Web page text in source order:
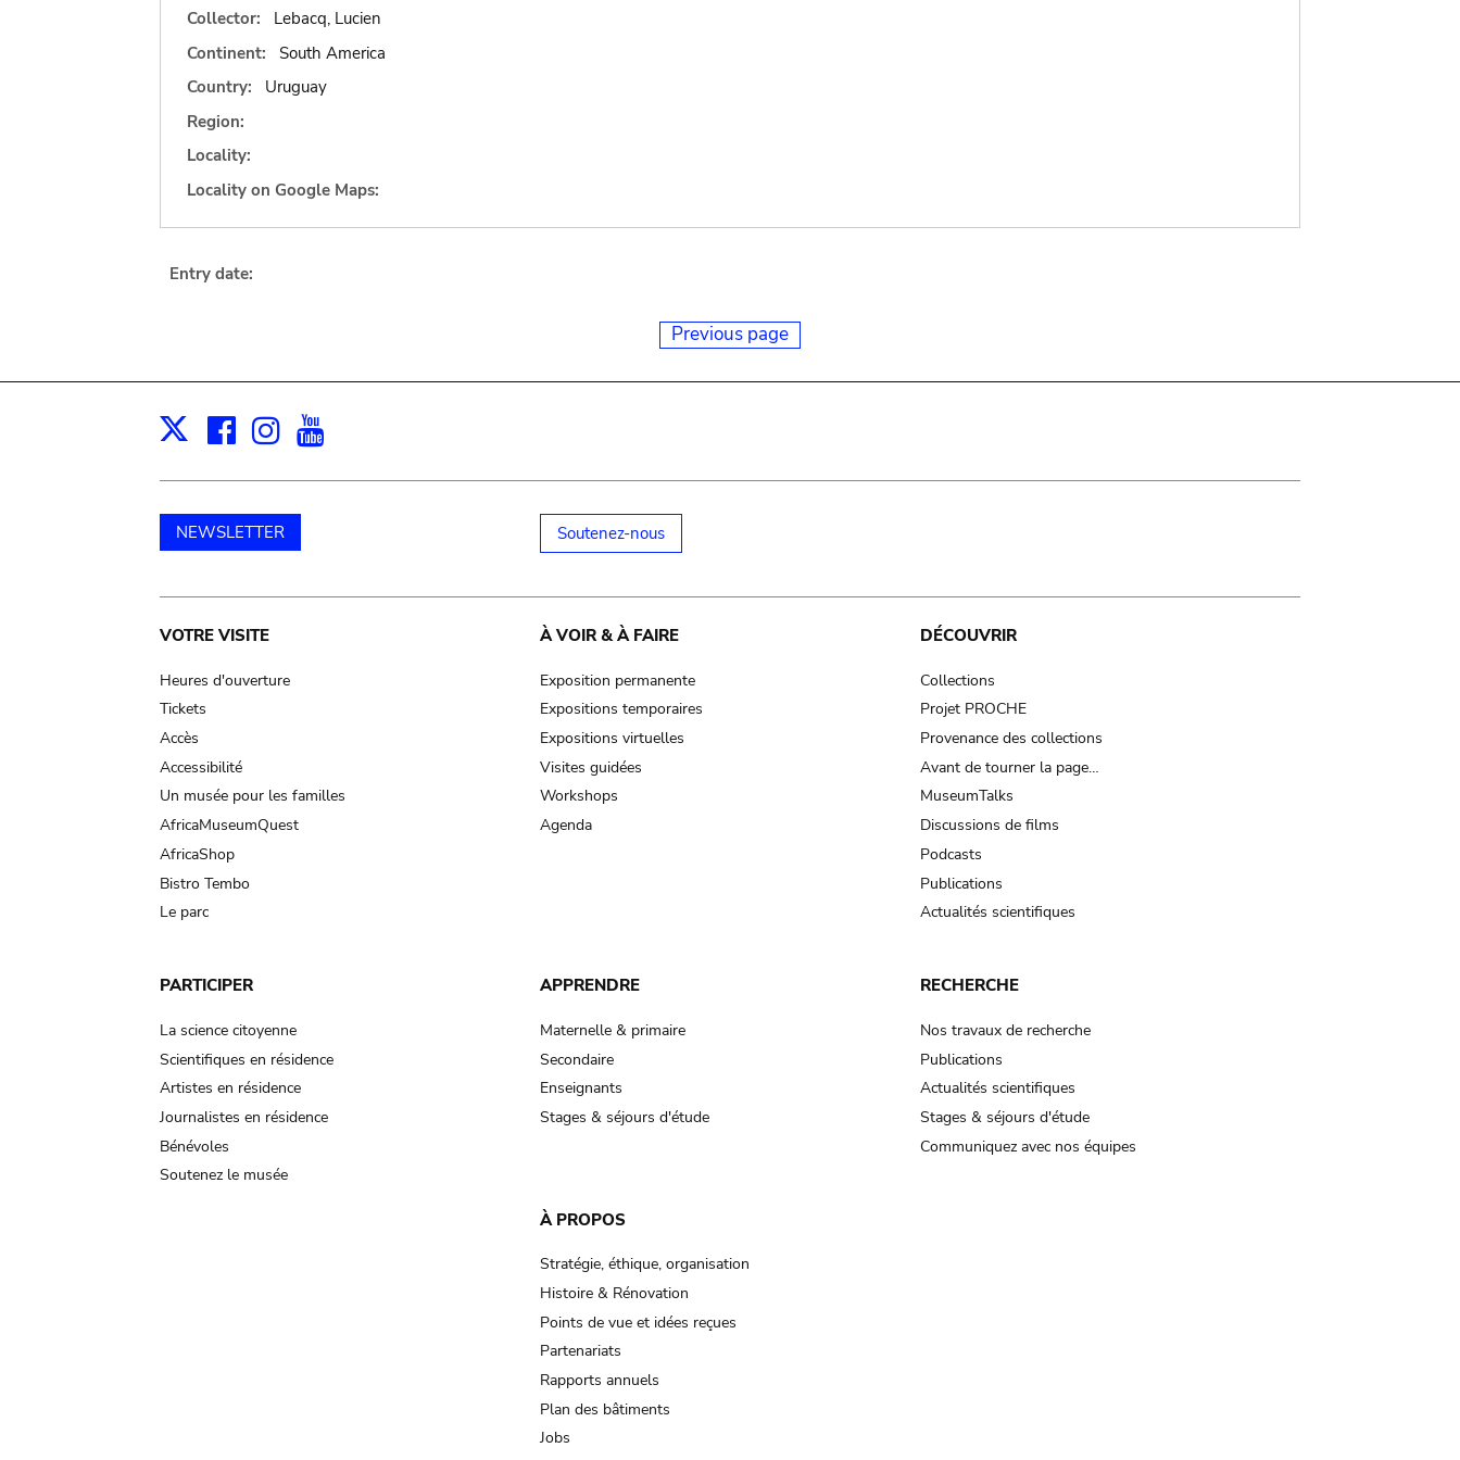
Collector:
Lebacq, Lucien
Continent:
South America
Country:
Uruguay
Region:
Locality:
Locality on Google Maps:
Entry date:
Previous page
X Facebook
Instagram
NEWSLETTER Soutenez-nous
Main
navigation
VOTRE VISITE
Heures d'ouverture
Tickets
Accès
Accessibilité
Un musée pour les familles
AfricaMuseumQuest
AfricaShop
Bistro Tembo
Le parc
À VOIR & À FAIRE
Exposition permanente
Expositions temporaires
Expositions virtuelles
Visites guidées
Workshops
Agenda
DÉCOUVRIR
Collections
Projet PROCHE
Provenance des collections
Avant de tourner la page…
MuseumTalks
Discussions de films
Podcasts
Publications
Actualités scientifiques
PARTICIPER
La science citoyenne
Scientifiques en résidence
Artistes en résidence
Journalistes en résidence
Bénévoles
Soutenez le musée
APPRENDRE
Maternelle & primaire
Secondaire
Enseignants
Stages & séjours d'étude
RECHERCHE
Nos travaux de recherche
Publications
Actualités scientifiques
Stages & séjours d'étude
Communiquez avec nos équipes
À PROPOS
Stratégie, éthique, organisation
Histoire & Rénovation
Points de vue et idées reçues
Partenariats
Rapports annuels
Plan des bâtiments
Jobs